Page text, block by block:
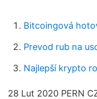
Bitcoingová
Prevod rub na
Najlepší krypto
28 Lut 2020 PERN